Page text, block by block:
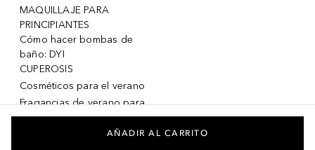
MAQUILLAJE PARA
PRINCIPIANTES
Cómo hacer bombas de
baño: DYI
CUPEROSIS
Cosméticos para el verano
Fragancias de verano para
mujeres
Fragancias de verano paraAÑADIR AL CARRITO